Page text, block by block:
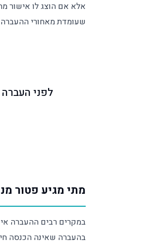
אלא אם הוצג לו אישור
שעומדת מאחורי
לפני
מתי מגיע פטור
בהעברה שאינה הכנסה